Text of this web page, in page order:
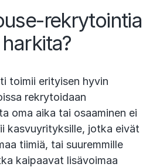
rekrytointia
toimii erityisen hyvin
rekrytoidaan
oma aika tai osaaminen ei
kasvuyrityksille, jotka eivät
tiimiä, tai suuremmille
kaipaavat lisävoimaa